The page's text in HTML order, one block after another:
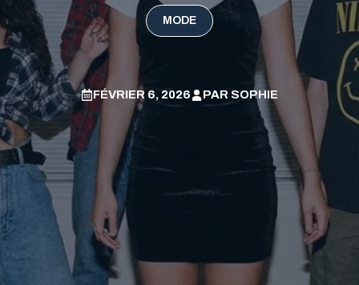
MODE
FÉVRIER 6, 2026 PAR SOPHIE